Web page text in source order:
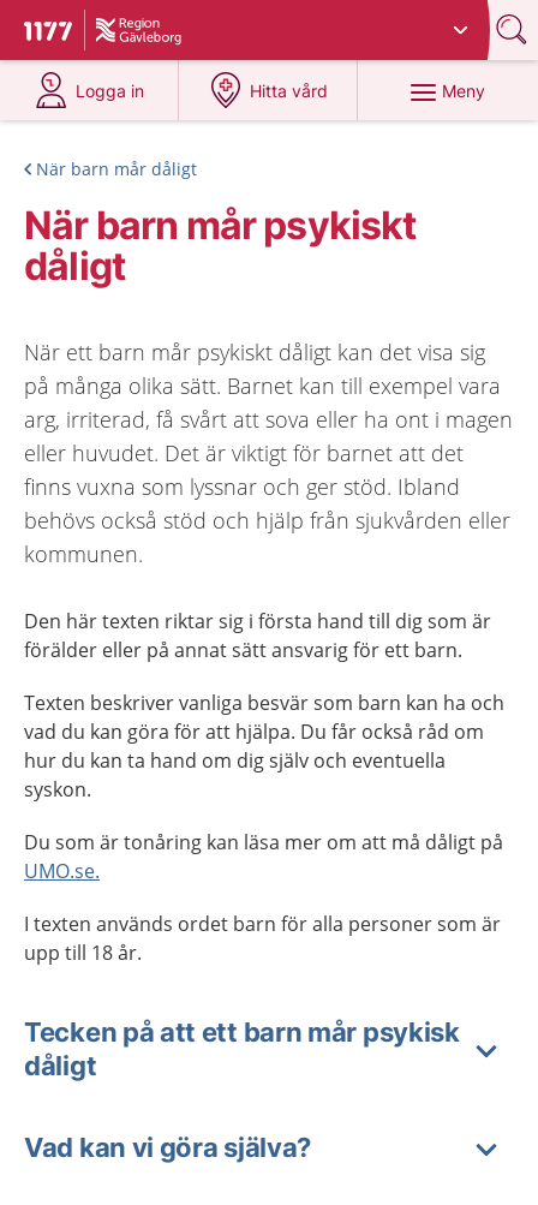
Till startsidan för 1177
Du har valt region
Logga in
på 1177.se
Hitta vård
på 1177.se
Meny
När barn mår dåligt
När barn mår psykiskt
dåligt
När ett barn mår psykiskt dåligt kan det visa sig
på många olika sätt. Barnet kan till exempel vara
arg, irriterad, få svårt att sova eller ha ont i magen
eller huvudet. Det är viktigt för barnet att det
finns vuxna som lyssnar och ger stöd. Ibland
behövs också stöd och hjälp från sjukvården eller
kommunen.
Den här texten riktar sig i första hand till dig som är
förälder eller på annat sätt ansvarig för ett barn.
Texten beskriver vanliga besvär som barn kan ha och
vad du kan göra för att hjälpa. Du får också råd om
hur du kan ta hand om dig själv och eventuella
syskon.
Du som är tonåring kan läsa mer om att må dåligt på
UMO.se.
I texten används ordet barn för alla personer som är
upp till 18 år.
Tecken på att ett barn mår psykisk
dåligt
Vad kan vi göra själva?